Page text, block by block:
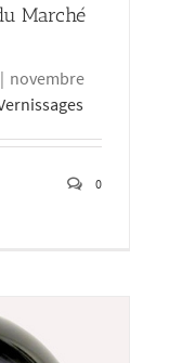
Marché
| novembre
0